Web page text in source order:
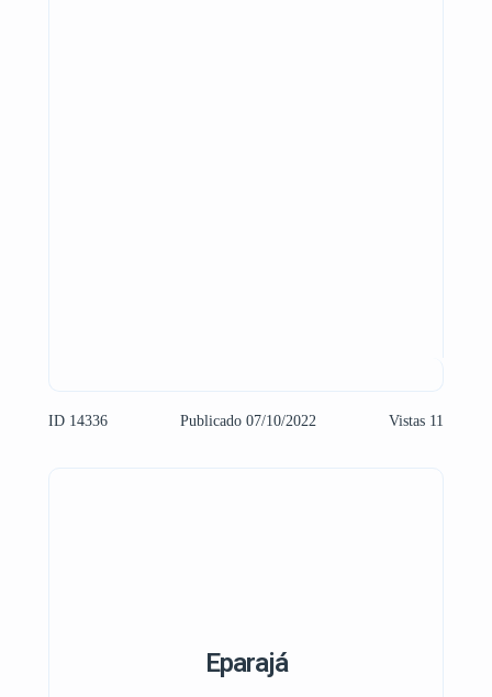
ID 14336 Publicado 07/10/2022 Vistas 11
Eparajá